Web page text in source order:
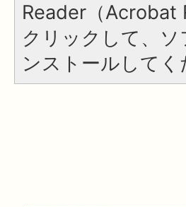
Reader（Acrobat
クリックして、
ンストールしてく